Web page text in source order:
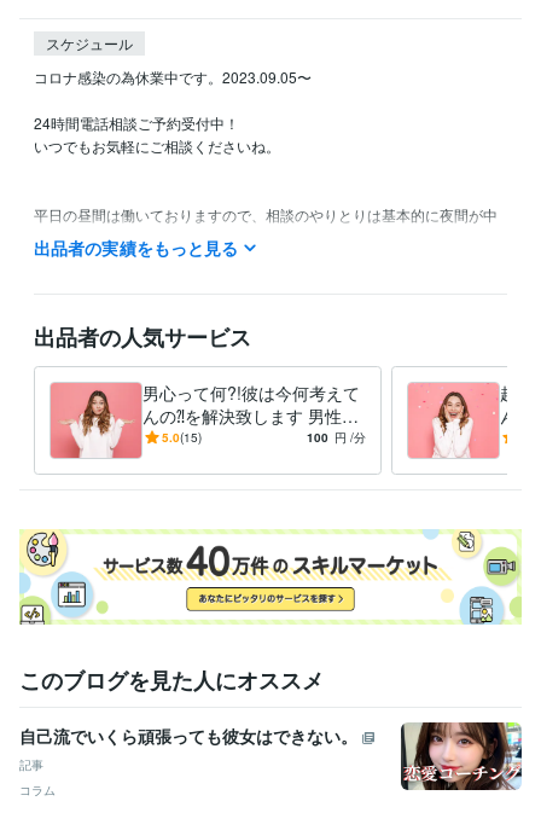
スケジュール
コロナ感染の為休業中です。2023.09.05〜
24時間電話相談ご予約受付中！
いつでもお気軽にご相談くださいね。
平日の昼間は働いておりますので、相談のやりとりは基本的に夜間が中
心となります。
せて頂きます。２４時間受付可能なのでお気軽にご連絡下さいね。
❇︎ 「即時対応表示」をしてしまうと、他のクライエント様が購入してし
まう事案が発生してしまうことから、予約購入のみ承っております。
資格・検定
メンタル心理カウンセラー 取得年 : 2020年
タロットリーディングマスター
悩み相談・カウンセリング
方
占い タロット占い
出品者の実績をもっと見る
出品者の人気サービス
男心って何?!彼は今何考えて
んの⁈を解決致します 男性心
理を知りたきゃカウンセラー
い！
5.0(15) 100 円 /分
超ス
んの
ヤモ
このブログを見た人にオススメ
自己流でいくら頑張っても彼女はできない。
記事
コラム